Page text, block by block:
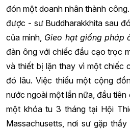
đón một doanh nhân thành
được - sư Buddharakkhita sau
của mình, Gieo hạt giống pháp
đàn ông với chiếc đầu cạo trọc
và thiết bị lặn thay vì một chiếc
đó lâu. Việc thiếu một cộng
nước ngoài một lần nữa, đầu
một khóa tu 3 tháng tại Hội
Massachusetts, nơi sư gặp